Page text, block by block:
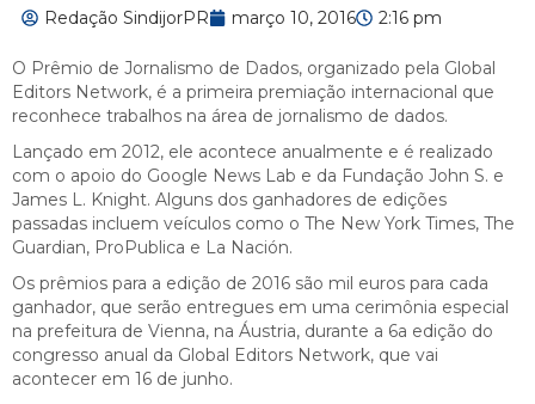
Redação SindijorPR março 10, 2016 2:16 pm
O Prêmio de Jornalismo de Dados, organizado pela Global
Editors Network, é a primeira premiação internacional que
reconhece trabalhos na área de jornalismo de dados.
Lançado em 2012, ele acontece anualmente e é realizado
com o apoio do Google News Lab e da Fundação John S. e
James L. Knight. Alguns dos ganhadores de edições
passadas incluem veículos como o The New York Times, The
Guardian, ProPublica e La Nación.
Os prêmios para a edição de 2016 são mil euros para cada
ganhador, que serão entregues em uma cerimônia especial
na prefeitura de Vienna, na Áustria, durante a 6a edição do
congresso anual da Global Editors Network, que vai
acontecer em 16 de junho.